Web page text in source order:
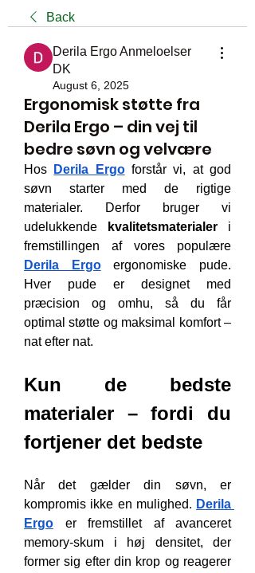
Back
Derila Ergo Anmeloelser
DK
August 6, 2025
Ergonomisk støtte fra
Derila Ergo – din vej til
bedre søvn og velvære
Hos Derila Ergo forstår vi, at god
søvn starter med de rigtige
materialer. Derfor bruger vi
udelukkende
kvalitetsmaterialer i
Derila Ergo ergonomiske pude.
Hver pude er designet med
præcision og omhu, så du får
optimal støtte og maksimal komfort –
nat efter nat.
Kun de bedste
materialer – fordi du
fortjener det bedste
Når det gælder din søvn, er
kompromis ikke en mulighed. Derila
Ergo er fremstillet af avanceret
memory-skum i høj densitet, der
former sig efter din krop og reagerer